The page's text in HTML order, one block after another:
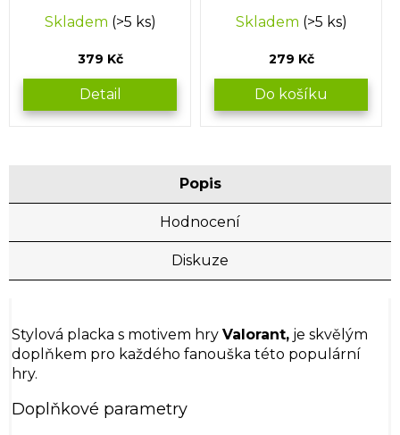
Skladem (>5 ks)
379 Kč
Detail
Skladem (>5 ks)
279 Kč
Do košíku
Popis
Hodnocení
Diskuze
Stylová placka s motivem hry Valorant, je skvělým
doplňkem pro každého fanouška této populární
hry.
Doplňkové parametry